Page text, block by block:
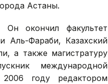
Астаны.
Он окончил факультет
Аль-Фараби, Казахский
а также магистратуру
международной
году редактором